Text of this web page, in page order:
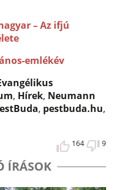
– Az ifjú
emlékév
, Hírek, Neumann
, pestbuda.hu,
164 9
ÍRÁSOK